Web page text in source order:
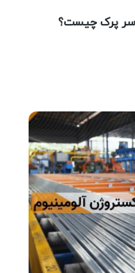
پرک چیست؟